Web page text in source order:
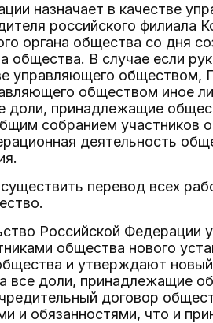
назначает в качестве
российского филиала
органа общества со дня
общества. В случае если
управляющего обществом,
обществом иное
доли, принадлежащие
собранием участников
деятельность
перевод всех
Российской Федерации
общества нового
и утверждают
все доли, принадлежащие
договор
и обязанностями, что и